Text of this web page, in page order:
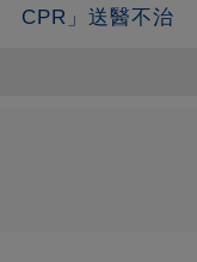
CPR」送醫不治